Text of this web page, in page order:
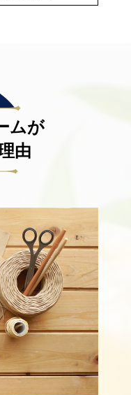
ムが
由